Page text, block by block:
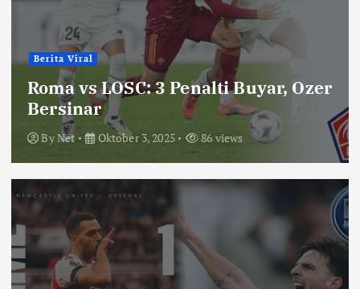
Berita Viral
Roma vs LOSC: 3 Penalti Buyar, Ozer
Bersinar
ByNet Oktober 3, 2025 86 views